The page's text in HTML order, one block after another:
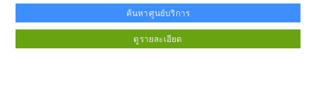
ค้นหาศูนย์บริการ
ดูรายละเอียด